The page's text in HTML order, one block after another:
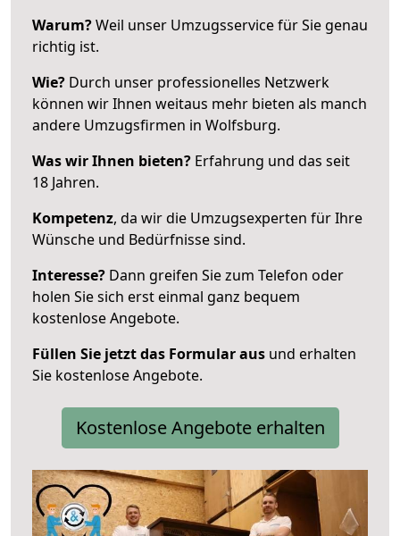
Warum?Weil unser Umzugsservice für Sie genau
richtig ist.
Wie? Durch unser professionelles Netzwerk
können wir Ihnen weitaus mehr bieten als manch
andere Umzugsfirmen in Wolfsburg.
Was wir Ihnen bieten? Erfahrung und das seit
18 Jahren.
Kompetenz, da wir die Umzugsexperten für Ihre
Wünsche und Bedürfnisse sind.
Interesse? Dann greifen Sie zum Telefon oder
holen Sie sich erst einmal ganz bequem
kostenlose Angebote.
Füllen Sie jetzt das Formular aus und erhalten
Sie kostenlose Angebote.
Kostenlose Angebote erhalten